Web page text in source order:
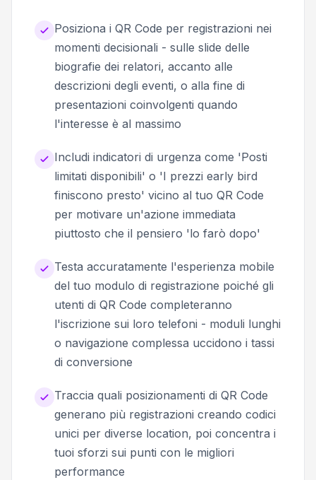
Posiziona i QR Code per registrazioni nei
momenti decisionali - sulle slide delle
biografie dei relatori, accanto alle
descrizioni degli eventi, o alla fine di
presentazioni coinvolgenti quando
l'interesse è al massimo
Includi indicatori di urgenza come 'Posti
limitati disponibili' o 'I prezzi early bird
finiscono presto' vicino al tuo QR Code
per motivare un'azione immediata
piuttosto che il pensiero 'lo farò dopo'
Testa accuratamente l'esperienza mobile
del tuo modulo di registrazione poiché gli
utenti di QR Code completeranno
l'iscrizione sui loro telefoni - moduli lunghi
o navigazione complessa uccidono i tassi
di conversione
Traccia quali posizionamenti di QR Code
generano più registrazioni creando codici
unici per diverse location, poi concentra i
tuoi sforzi sui punti con le migliori
performance